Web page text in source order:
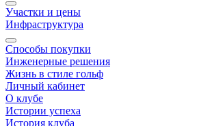
Участки и цены
Инфраструктура
Способы покупки
Инженерные решения
Жизнь в стиле гольф
Личный кабинет
О клубе
Истории успеха
История клуба